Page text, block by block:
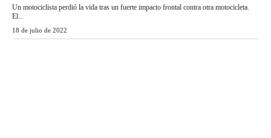
Un motociclista perdió la vida tras un fuerte impacto frontal contra otra motocicleta.
El...
18 de julio de 2022